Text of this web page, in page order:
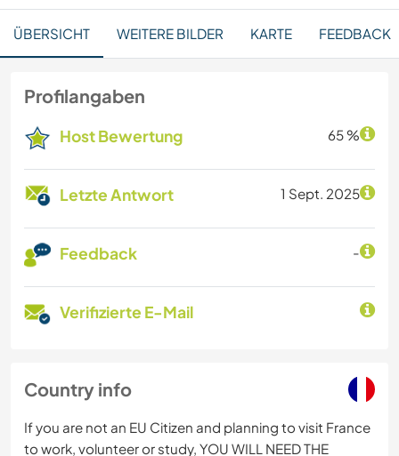
ÜBERSICHT WEITERE BILDER KARTE FEEDBACK
Profilangaben
Host Bewertung 65 %
Letzte Antwort 1 Sept. 2025
Feedback -
Verifizierte E-Mail
Country info
If you are not an EU Citizen and planning to visit France
to work, volunteer or study, YOU WILL NEED THE